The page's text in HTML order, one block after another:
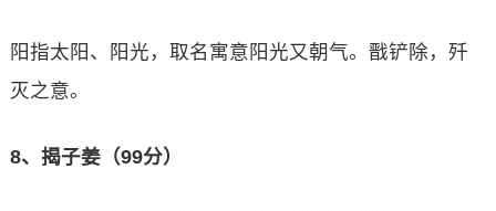
阳指太阳、阳光，取名寓意阳光又朝气。戬铲除，歼
灭之意。
8、揭子姜（99分）